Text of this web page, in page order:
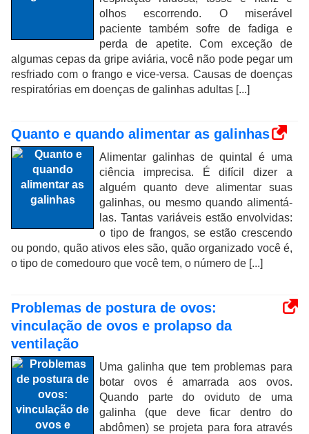
olhos escorrendo. O miserável
paciente também sofre de fadiga e
perda de apetite. Com exceção de
algumas cepas da gripe aviária, você não pode pegar um
resfriado com o frango e vice-versa. Causas de doenças
respiratórias em doenças de galinhas adultas [...]
Quanto e quando alimentar as galinhas
Alimentar galinhas de quintal é uma
ciência imprecisa. É difícil dizer a
alguém quanto deve alimentar suas
galinhas, ou mesmo quando alimentá-
las. Tantas variáveis ​​estão envolvidas:
o tipo de frangos, se estão crescendo
ou pondo, quão ativos eles são, quão organizado você é,
o tipo de comedouro que você tem, o número de [...]
Problemas de postura de ovos:
vinculação de ovos e prolapso da
ventilação
Uma galinha que tem problemas para
botar ovos é amarrada aos ovos.
Quando parte do oviduto de uma
galinha (que deve ficar dentro do
abdômen) se projeta para fora através